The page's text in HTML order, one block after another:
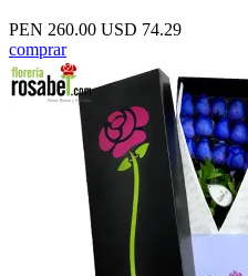
PEN 260.00 USD 74.29
comprar